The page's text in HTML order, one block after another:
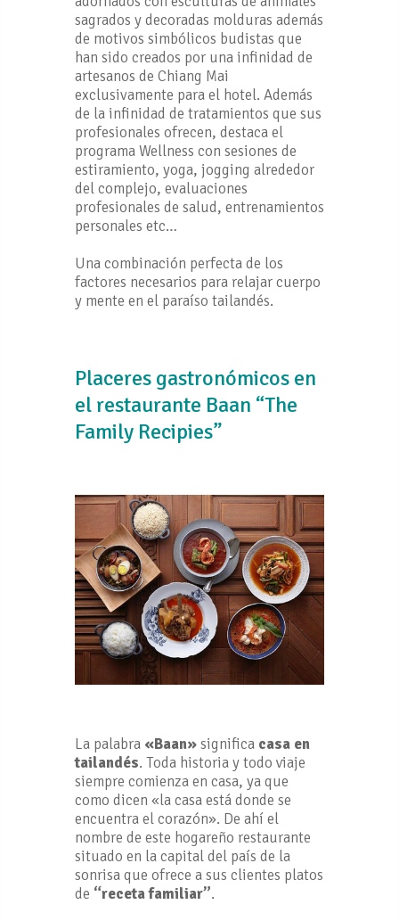
sagrados y decoradas molduras además
de motivos simbólicos budistas que
han sido creados por una infinidad de
artesanos de Chiang Mai
exclusivamente para el hotel. Además
de la infinidad de tratamientos que sus
profesionales ofrecen, destaca el
programa Wellness con sesiones de
estiramiento, yoga, jogging alrededor
del complejo, evaluaciones
profesionales de salud, entrenamientos
personales etc…
Una combinación perfecta de los
factores necesarios para relajar cuerpo
y mente en el paraíso tailandés.
Placeres gastronómicos en
el restaurante Baan “The
Family Recipies”
La palabra «Baan»significa casa en
tailandés. Toda historia y todo viaje
siempre comienza en casa, ya que
como dicen «la casa está donde se
encuentra el corazón». De ahí el
nombre de este hogareño restaurante
situado en la capital del país de la
sonrisa que ofrece a sus clientes platos
de “receta familiar”.